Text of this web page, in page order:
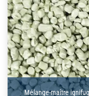
Mélange-maître